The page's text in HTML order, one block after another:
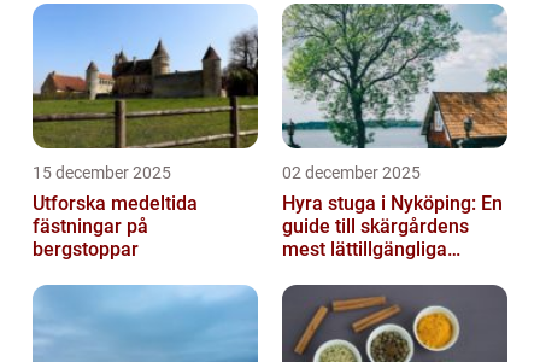
15 december 2025
Utforska medeltida
fästningar på
bergstoppar
02 december 2025
Hyra stuga i Nyköping: En
guide till skärgårdens
mest lättillgängliga